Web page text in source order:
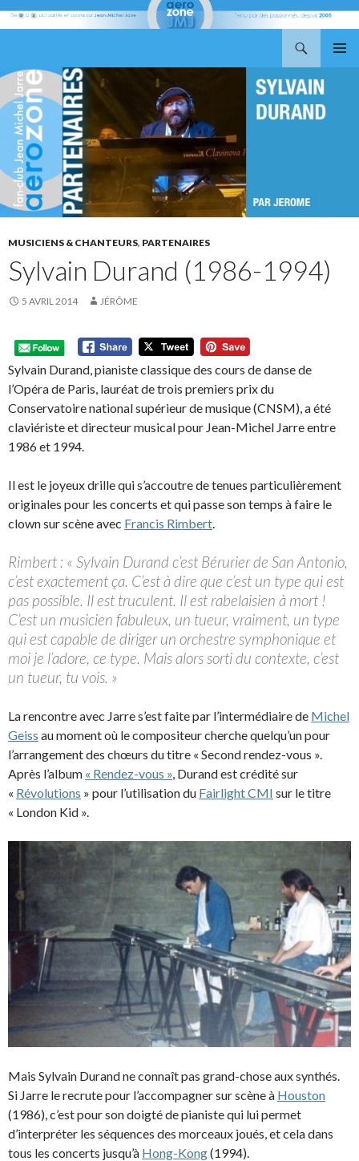
AU
CONTENU
MUSICIENS & CHANTEURS, PARTENAIRES
Sylvain Durand (1986-1994)
5 AVRIL 2014 JÉRÔME
Sylvain Durand, pianiste classique des cours de danse de
l’Opéra de Paris, lauréat de trois premiers prix du
Conservatoire national supérieur de musique (CNSM), a été
claviériste et directeur musical pour Jean-Michel Jarre entre
1986 et 1994.
Il est le joyeux drille qui s’accoutre de tenues particulièrement
originales pour les concerts et qui passe son temps à faire le
clown sur scène avec Francis Rimbert.
Rimbert : « Sylvain Durand c’est Bérurier de San Antonio,
c’est exactement ça. C’est à dire que c’est un type qui est
pas possible. Il est truculent. Il est rabelaisien à mort !
C’est un musicien fabuleux, un tueur, vraiment, un type
qui est capable de diriger un orchestre symphonique et
moi je l’adore, ce type. Mais alors sorti du contexte, c’est
un tueur, tu vois. »
La rencontre avec Jarre s’est faite par l’intermédiaire de Michel
Geiss au moment où le compositeur cherche quelqu’un pour
l’arrangement des chœurs du titre « Second rendez-vous ».
Après l’album « Rendez-vous », Durand est crédité sur
« Révolutions » pour l’utilisation du Fairlight CMI sur le titre
« London Kid ».
Mais Sylvain Durand ne connaît pas grand-chose aux synthés.
Si Jarre le recrute pour l’accompagner sur scène à Houston
(1986), c’est pour son doigté de pianiste qui lui permet
d’interpréter les séquences des morceaux joués, et cela dans
tous les concerts jusqu’à Hong-Kong(1994).